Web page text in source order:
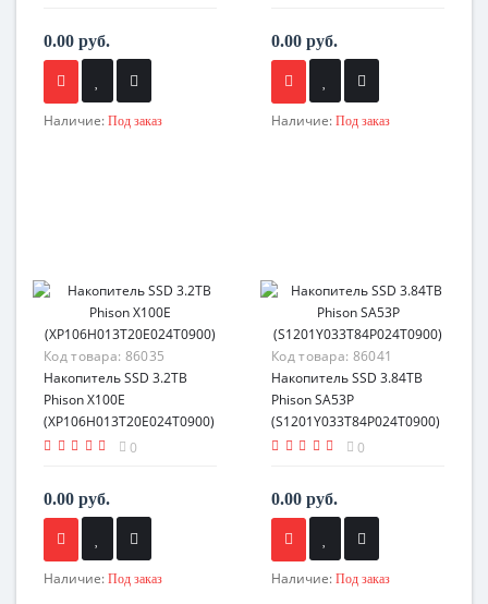
0.00 руб.
Наличие: Под заказ
0.00 руб.
Наличие: Под заказ
Код товара: 86035
Накопитель SSD 3.2TB
Phison X100E
(XP106H013T20E024T0900)
0
0.00 руб.
Наличие: Под заказ
Код товара: 86041
Накопитель SSD 3.84TB
Phison SA53P
(S1201Y033T84P024T0900)
0
0.00 руб.
Наличие: Под заказ